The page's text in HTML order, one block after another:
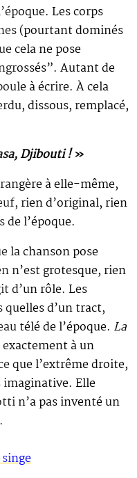
Les corps
(pourtant dominés
cela ne pose
Autant de
à écrire. À cela
dissous, remplacé,
Djibouti !»
à elle-même,
rien d’original, rien
de l’époque.
la chanson pose
n’est grotesque, rien
d’un rôle. Les
d’un tract,
télé de l’époque. La
à un
que l’extrême droite,
imaginative. Elle
n’a pas inventé un